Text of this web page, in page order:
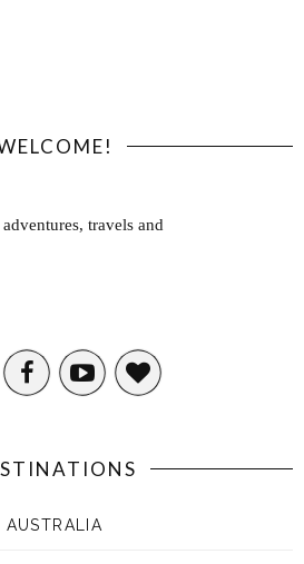
travels and
AUSTRALIA